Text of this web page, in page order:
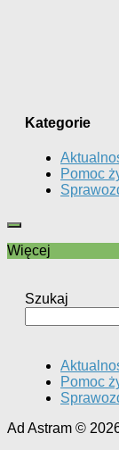
Kategorie
Pomoc
Więcej
Szukaj
Pomoc
Ad Astram ©